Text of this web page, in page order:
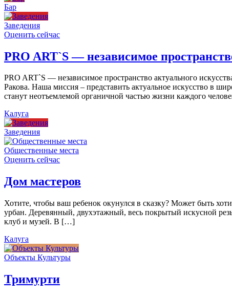
Бар
Заведения
Оценить сейчас
PRO ART`S — независимое
PRO ART`S — независимое пространство актуального
Ракова. Наша миссия – представить актуальное искусство в
станут неотъемлемой органичной частью жизни каждого
Калуга
Заведения
Общественные места
Оценить сейчас
Дом мастеров
Хотите, чтобы ваш ребенок окунулся в сказку? Может быть
урбан. Деревянный, двухэтажный, весь покрытый искусной
клуб и музей. В […]
Калуга
Объекты Культуры
Тримурти